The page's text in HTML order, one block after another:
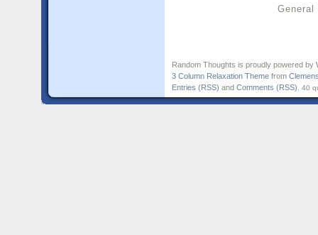
General
Random Thoughts is proudly powered by
3 Column Relaxation Theme from
Entries (RSS) and Comments (RSS) 40